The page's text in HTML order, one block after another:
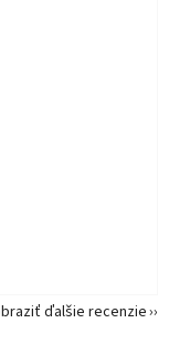
ďalšie recenzie